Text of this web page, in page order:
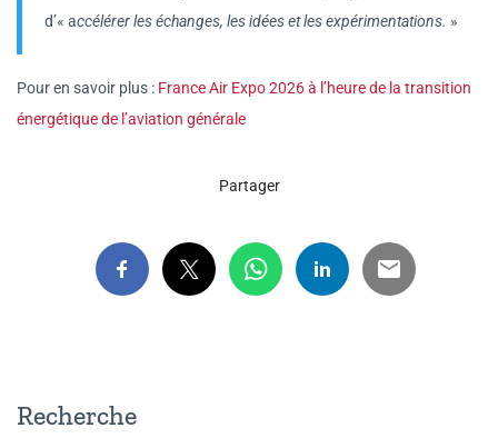
d’« accélérer les échanges, les idées et les expérimentations. »
Pour en savoir plus : France Air Expo 2026 à l’heure de la transition
énergétique de l’aviation générale
Partager
Recherche